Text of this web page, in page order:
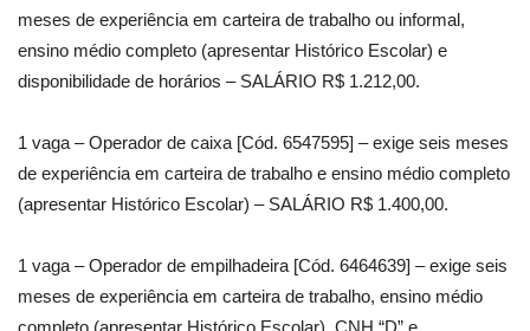
meses de experiência em carteira de trabalho ou informal,
ensino médio completo (apresentar Histórico Escolar) e
disponibilidade de horários – SALÁRIO R$ 1.212,00.
1 vaga – Operador de caixa [Cód. 6547595] – exige seis meses
de experiência em carteira de trabalho e ensino médio completo
(apresentar Histórico Escolar) – SALÁRIO R$ 1.400,00.
1 vaga – Operador de empilhadeira [Cód. 6464639] – exige seis
meses de experiência em carteira de trabalho, ensino médio
completo (apresentar Histórico Escolar), CNH “D” e